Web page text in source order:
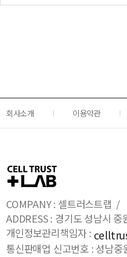
회사소개 이용약관
COMPANY : 셀트러스트랩
ADDRESS : 경기도 성남시
개인정보관리책임자 :
통신판매업 신고번호 : 성남